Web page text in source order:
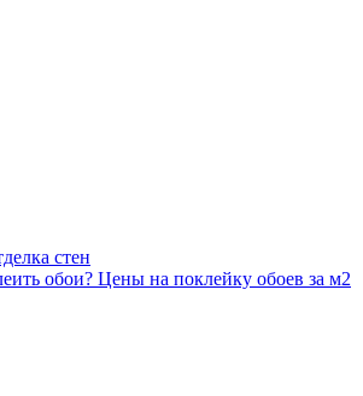
стен
обои? Цены на поклейку обоев за м2